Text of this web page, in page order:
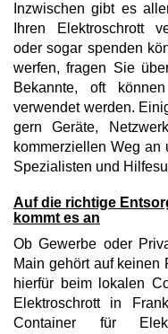
Inzwischen gibt es
Ihren Elektroschrott
oder sogar spenden
werfen, fragen Sie
Bekannte, oft
verwendet werden.
gern Geräte,
kommerziellen Weg an
Spezialisten und
Auf die richtige
kommt es an
Ob Gewerbe oder
Main gehört auf
hierfür beim lokalen
Elektroschrott in
Container für